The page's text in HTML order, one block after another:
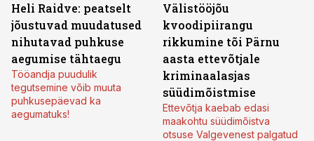
Heli Raidve: peatselt
jõustuvad muudatused
nihutavad puhkuse
aegumise tähtaegu
Tööandja puudulik
tegutsemine võib muuta
puhkusepäevad ka
aegumatuks!
Välistööjõu
kvoodipiirangu
rikkumine tõi Pärnu
aasta ettevõtjale
kriminaalasjas
süüdimõistmise
Ettevõtja kaebab edasi
maakohtu süüdimõistva
otsuse Valgevenest palgatud